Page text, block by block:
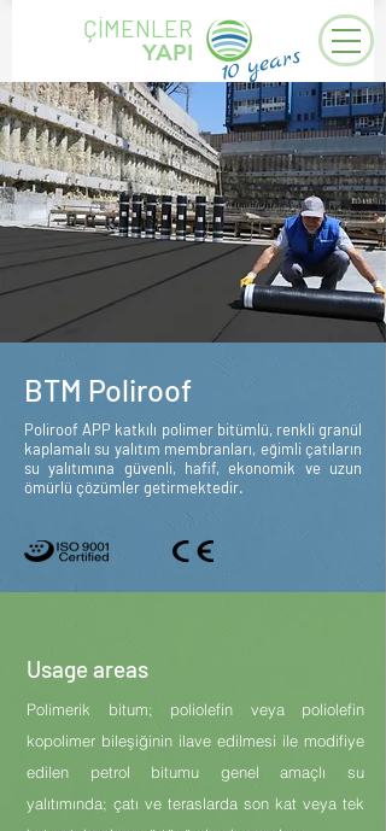
ÇİMENLER
YAPI
10years
BTM Poliroof
Poliroof APP katkılı polimer bitümlü, renkli granül
kaplamalı su yalıtım membranları, eğimli çatıların
su yalıtımına güvenli, hafif, ekonomik ve uzun
ömürlü çözümler getirmektedir.
Usage areas
Polimerik bitum; poliolefin veya poliolefin
kopolimer bileşiğinin ilave edilmesi ile modifiye
edilen petrol bitumu genel amaçlı su
yalıtımında; çatı ve teraslarda son kat veya tek